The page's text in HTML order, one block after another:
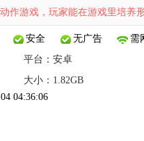
玩家能在游戏里培养形形色
安全 无广告
需
平台： 安卓
大小：1.82GB
04:36:06